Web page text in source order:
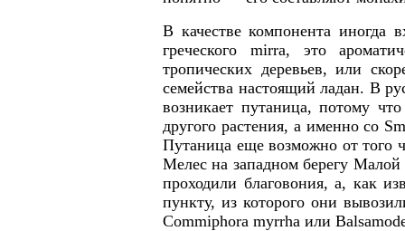
В качестве компонента иногда
греческого mirra, это
тропических деревьев, или
семейства настоящий ладан. В
возникает путаница, потому
другого растения, а именно со
Путаница еще возможно от того
Мелес на западном берегу
проходили благовония, а, как
пункту, из которого они
Commiphora myrrha или